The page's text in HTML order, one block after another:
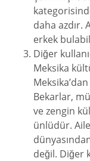
daha azdır.
erkek
Diğer
Meksika
Bekarlar,
ve zengin
ünlüdür.
değil. Diğer